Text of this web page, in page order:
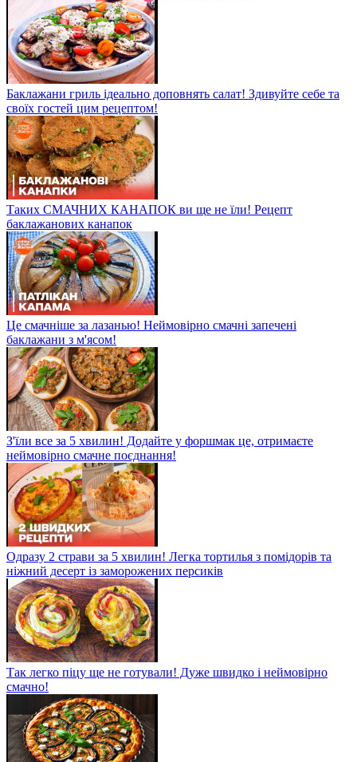
Баклажани гриль ідеально доповнять салат! Здивуйте себе та
своїх гостей цим рецептом!
Таких СМАЧНИХ КАНАПОК ви ще не їли! Рецепт
баклажанових канапок
Це смачніше за лазанью! Неймовірно смачні запечені
баклажани з м'ясом!
З'їли все за 5 хвилин! Додайте у форшмак це, отримаєте
неймовірно смачне поєднання!
Одразу 2 страви за 5 хвилин! Легка тортилья з помідорів та
ніжний десерт із заморожених персиків
Так легко піцу ще не готували! Дуже швидко і неймовірно
смачно!